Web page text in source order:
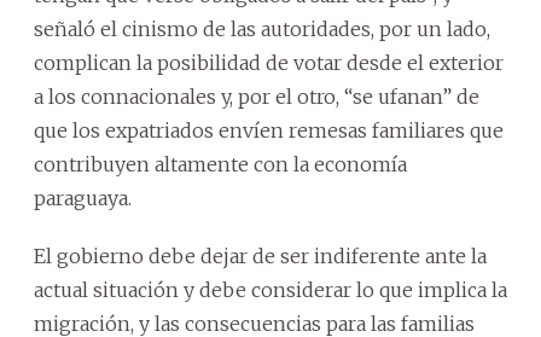
señaló el cinismo de las autoridades, por un lado,
complican la posibilidad de votar desde el exterior
a los connacionales y, por el otro, “se ufanan” de
que los expatriados envíen remesas familiares que
contribuyen altamente con la economía
paraguaya.
El gobierno debe dejar de ser indiferente ante la
actual situación y debe considerar lo que implica la
migración, y las consecuencias para las familias